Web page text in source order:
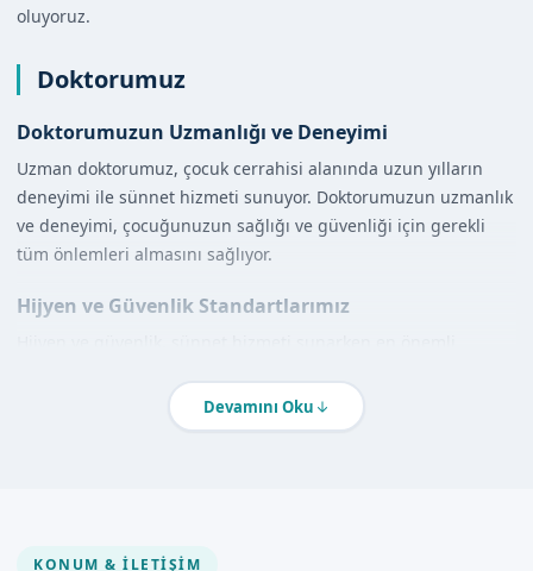
oluyoruz.
Doktorumuz
Doktorumuzun Uzmanlığı ve Deneyimi
Uzman doktorumuz, çocuk cerrahisi alanında uzun yılların
deneyimi ile sünnet hizmeti sunuyor. Doktorumuzun uzmanlık
ve deneyimi, çocuğunuzun sağlığı ve güvenliği için gerekli
tüm önlemleri almasını sağlıyor.
Hijyen ve Güvenlik Standartlarımız
koşullar sağlanarak, çocuğunuzun sağlığı ve güvenliği
Devamını Oku
KONUM & İLETIŞIM